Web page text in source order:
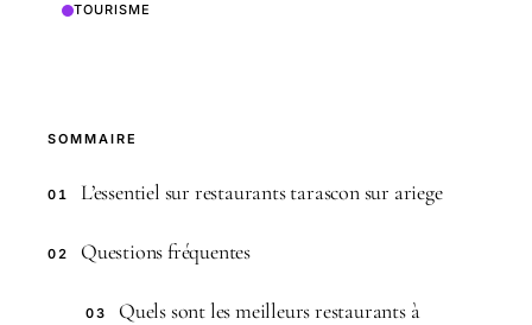
TOURISME
SOMMAIRE
01 L’essentiel sur restaurants tarascon sur ariege
02 Questions fréquentes
03
Quels sont les meilleurs restaurants à